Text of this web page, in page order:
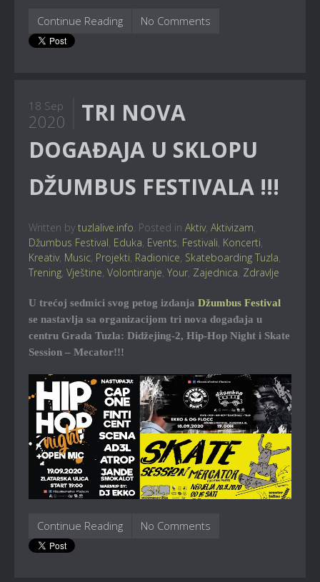
Continue Reading No Comments
18 Sep
2020
TRI NOVA
DOGAĐAJA U SKLOPU
DŽUMBUS FESTIVALA !!!
Written by tuzlalive.info. Posted in Aktiv, Aktivizam,
Džumbus Festival, Eduka, Events, Festivali, Koncerti,
Kreativ, Music, Projekti, Radionice, Skateboarding Tuzla,
Trening, Vještine, Volontiranje, Your, Zajednica, Zdravlje
U trećoj sedmici svog petog izdanja Džumbus Festival
se nastavlja sa organizacijom tri nova događaja u
centru Grada Tuzla: Didžejing-2, Hip-Hop Night i Skate
Session – Mecator!!!
Continue Reading No Comments